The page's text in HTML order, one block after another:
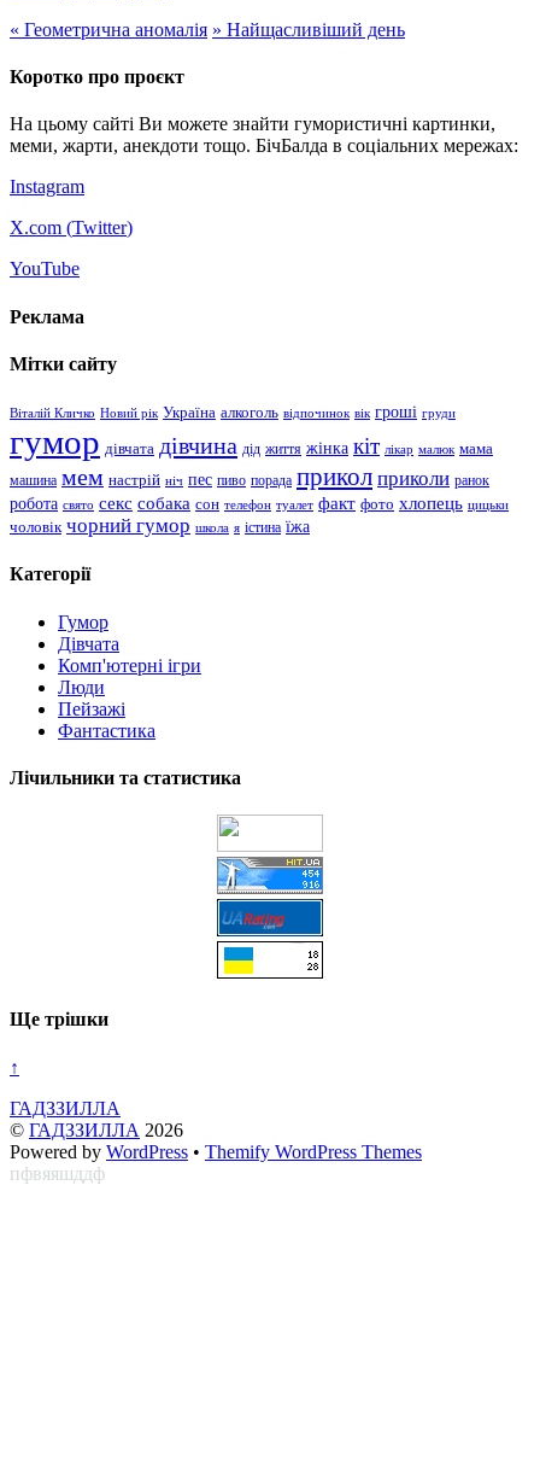
« Геометрична аномалія » Найщасливіший день
Коротко про проєкт
На цьому сайті Ви можете знайти гумористичні картинки,
меми, жарти, анекдоти тощо. БічБалда в соціальних мережах:
Instagram
X.com (Twitter)
YouTube
Реклама
Мітки сайту
Віталій Кличко Новий рік Україна алкоголь відпочинок вік гроші груди
гумор дівчата дівчина дід життя жінка кіт лікар малюк мама
машина мем настрій ніч пес пиво порада прикол приколи ранок
робота свято секс собака сон телефон туалет факт фото хлопець цицьки
чоловік чорний гумор школа я істина їжа
Категорії
Гумор
Дівчата
Комп'ютерні ігри
Люди
Пейзажі
Фантастика
Лічильники та статистика
Ще трішки
↑
ГАДЗЗИЛЛА
© ГАДЗЗИЛЛА 2026
Powered by WordPress • Themify WordPress Themes
пфвяяшддф